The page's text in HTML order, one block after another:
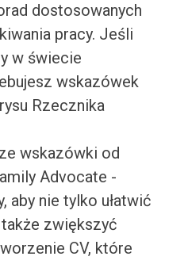
dostosowanych
pracy. Jeśli
w świecie
wskazówek
Rzecznika
wskazówki od
Advocate -
aby nie tylko ułatwić
zwiększyć
CV, które